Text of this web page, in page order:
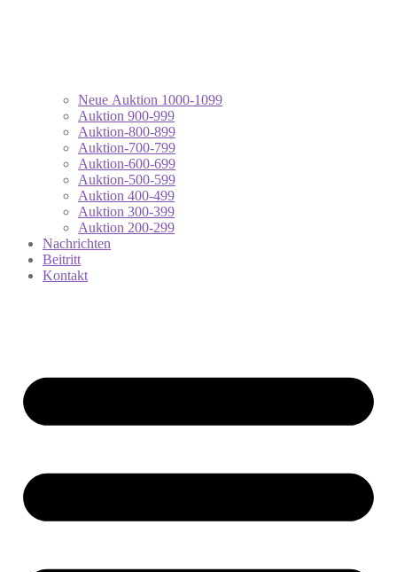
Neue Auktion 1000-1099
Auktion 900-999
Auktion-800-899
Auktion-700-799
Auktion-600-699
Auktion-500-599
Auktion 400-499
Auktion 300-399
Auktion 200-299
Nachrichten
Beitritt
Kontakt